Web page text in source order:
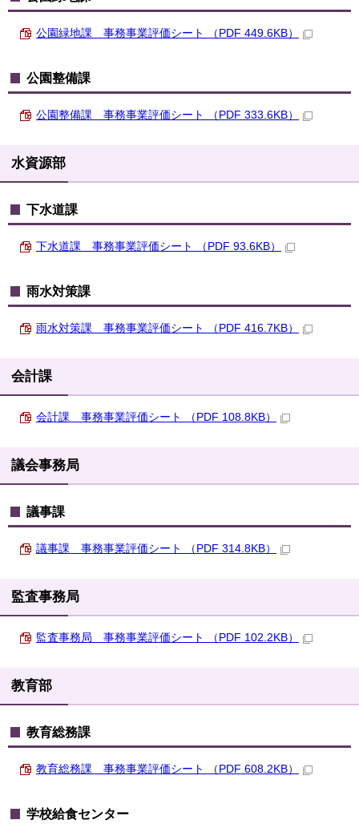
公園緑地課 事務事業評価シート （PDF 449.6KB）
公園整備課
公園整備課 事務事業評価シート （PDF 333.6KB）
水資源部
下水道課
下水道課 事務事業評価シート （PDF 93.6KB）
雨水対策課
雨水対策課 事務事業評価シート （PDF 416.7KB）
会計課
会計課 事務事業評価シート （PDF 108.8KB）
議会事務局
議事課
議事課 事務事業評価シート （PDF 314.8KB）
監査事務局
監査事務局 事務事業評価シート （PDF 102.2KB）
教育部
教育総務課
教育総務課 事務事業評価シート （PDF 608.2KB）
学校給食センター